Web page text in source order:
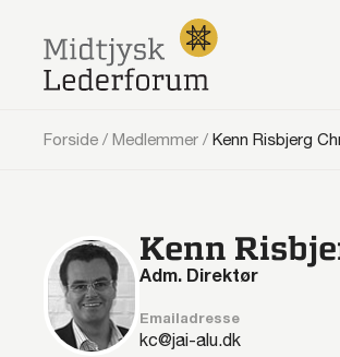
Forside / Medlemmer / Kenn Risbjerg
Kenn
Adm. Direktør
Emailadresse
kc@jai-alu.dk